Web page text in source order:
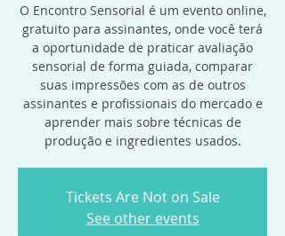
O Encontro Sensorial é um evento online,
gratuito para assinantes, onde você terá
a oportunidade de praticar avaliação
sensorial de forma guiada, comparar
suas impressões com as de outros
assinantes e profissionais do mercado e
aprender mais sobre técnicas de
produção e ingredientes usados.
Tickets Are Not on Sale
See other events